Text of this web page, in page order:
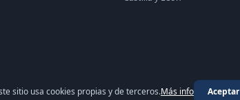
© 2026 Periódico de La Pola de Gordón ·periodico.top
sitio usa cookies propias y de terceros.Más info Aceptar